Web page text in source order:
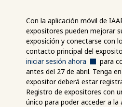
Con la aplicación móvil de
expositores pueden mejorar
exposición y conectarse con
contacto principal del
iniciar sesión ahora
para
antes del 27 de abril. Tenga
expositor deberá estar
Registro de expositores con
único para poder acceder a la